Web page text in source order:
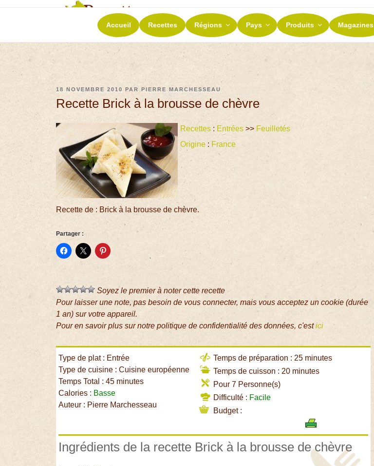
RECETTES ET TERROIRS
La richesse de nos terroirs
Accueil Recettes Régions Pays Produits Magazines
18 NOVEMBRE 2010 PARPIERRE MARCHESSEAU
Recette Brick à la brousse de chèvre
Recettes : Entrées >> Feuilletés
Origine : France
Recette de : Brick à la brousse de chèvre.
Partager :
Soyez le premier à noter cette recette
Pour laisser une note, pas besoin de vous connecter, mais vous acceptez un cookie (durée
1 an) sur votre appareil.
Pour en savoir plus sur notre politique de confidentialité des données, c'estici
Type de plat : Entrée
Type de cuisine : Cuisine européenne
Temps Total : 45 minutes
Calories : Basse
Auteur : Pierre Marchesseau
Temps de préparation : 25 minutes
Temps de cuisson : 20 minutes
Pour 7 Personne(s)
Difficulté : Facile
Budget :
Ingrédients de la recette Brick à la brousse de chèvre